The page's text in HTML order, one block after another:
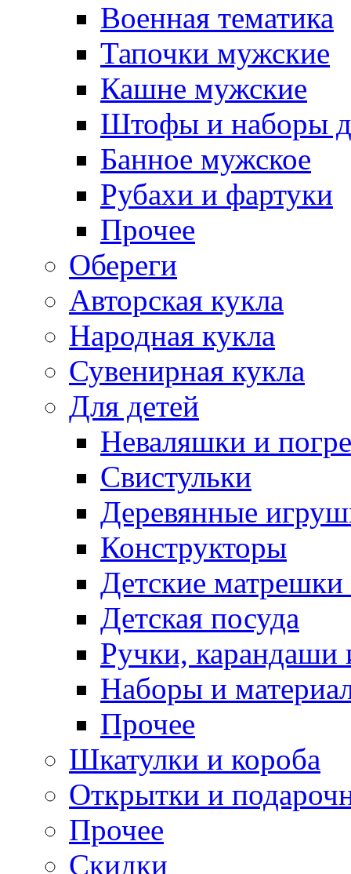
Военная тематика
Тапочки мужские
Кашне мужские
Штофы и наборы
Банное мужское
Рубахи и фартуки
Прочее
Обереги
Авторская кукла
Народная кукла
Сувенирная кукла
Для детей
Неваляшки и
Свистульки
Деревянные
Конструкторы
Детские
Детская посуда
Ручки,
Наборы и
Прочее
Шкатулки и короба
Открытки и
Прочее
Скидки